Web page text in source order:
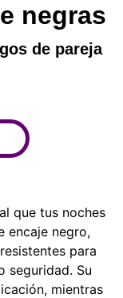
negras
de pareja
que tus noches
encaje negro,
para
seguridad. Su
mientras